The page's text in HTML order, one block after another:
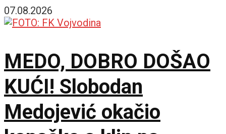
obustavljena
07.08.2026
MEDO, DOBRO DOŠAO
KUĆI! Slobodan
Medojević okačio